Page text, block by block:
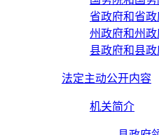
省政府和省
州政府和州
县政府和县
法定主动公开内容
机关简介